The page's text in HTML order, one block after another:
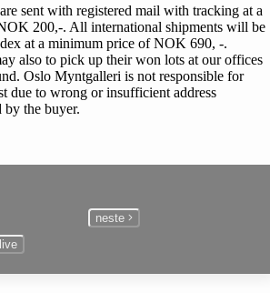
sent with registered mail with tracking at a
200,-. All international shipments will be
at a minimum price of NOK 690, -.
also to pick up their won lots at our offices
Oslo Myntgalleri is not responsible for
due to wrong or insufficient address
the buyer.
neste